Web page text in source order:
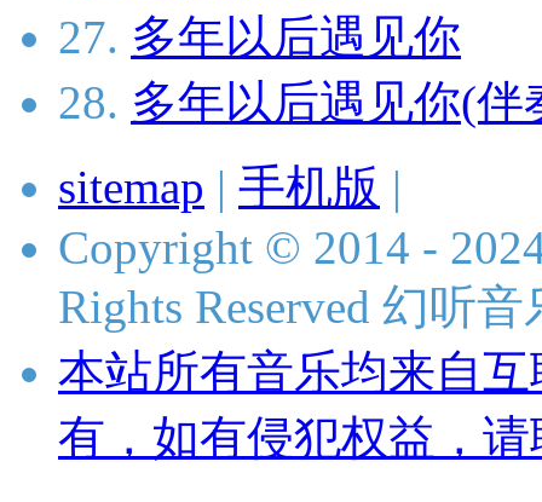
27. 多年以后遇见你
28. 多年以后遇见你(伴
sitemap | 手机版 |
Copyright © 2014 -
Rights Reserved 幻听
本站所有音乐均来自
有，如有侵犯权益，